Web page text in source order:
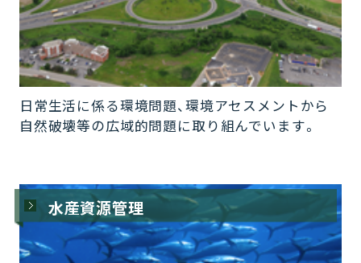
日常生活に係る環境問題、環境アセスメントから
自然破壊等の広域的問題に取り組んでいます。
水産資源管理